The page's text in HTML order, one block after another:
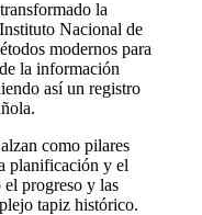
la
Nacional de
modernos para
la información
así un registro
como pilares
planificación y el
progreso y las
tapiz histórico.